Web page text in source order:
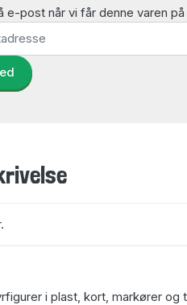
e-post når vi får denne varen på
i plast, kort, markører og